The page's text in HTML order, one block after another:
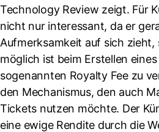
Technology Review zeigt. Für
nicht nur interessant, da er
Aufmerksamkeit auf sich zieht,
möglich ist beim Erstellen
sogenannten Royalty Fee zu
den Mechanismus, den auch
Tickets nutzen möchte. Der
eine ewige Rendite durch die